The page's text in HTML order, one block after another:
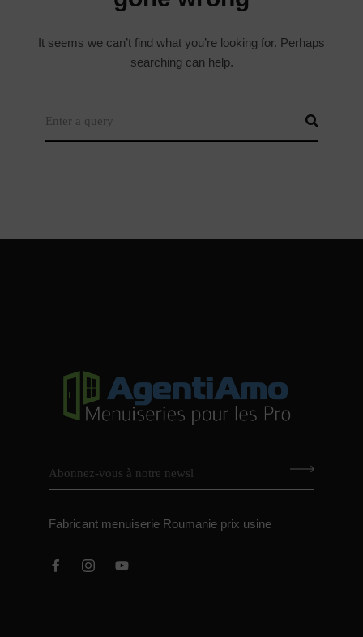
It seems we can’t find what you’re looking for. Perhaps
searching can help.
Fabricant menuiserie Roumanie prix usine